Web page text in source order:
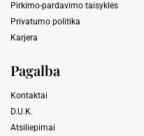
Pirkimo-pardavimo taisyklės
Privatumo politika
Karjera
Pagalba
Kontaktai
D.U.K.
Atsiliepimai